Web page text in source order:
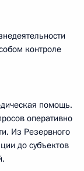
контроле
помощь.
оперативно
Из Резервного
до субъектов